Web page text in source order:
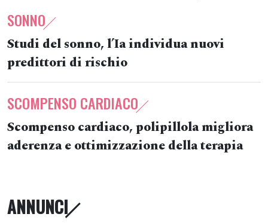
SONNO
Studi del sonno, l’Ia individua nuovi
predittori di rischio
SCOMPENSO CARDIACO
Scompenso cardiaco, polipillola migliora
aderenza e ottimizzazione della terapia
ANNUNCI